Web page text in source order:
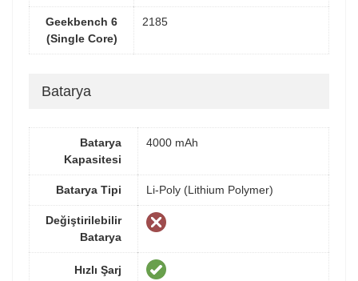
Geekbench 6
(Single Core)
2185
Batarya
Batarya
Kapasitesi
4000 mAh
Batarya Tipi Li-Poly (Lithium Polymer)
Değiştirilebilir
Batarya
Hızlı Şarj